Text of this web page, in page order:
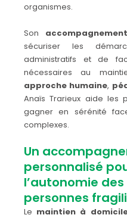
organismes.
Son
sécuriser les
administratifs et de
nécessaires au
approche humaine,
Anaïs Trarieux aide les
gagner en sérénité
complexes.
Un
personnalisé
l’autonomie
personnes
Le maintien à